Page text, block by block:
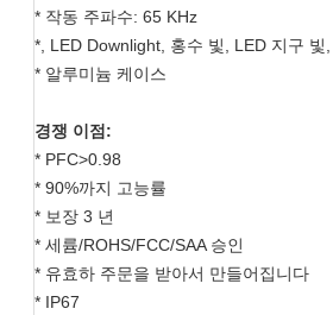
* 작동 주파수: 65 KHz
*, LED Downlight, 홍수 빛, LED 지구
* 알루미늄 케이스
경쟁 이점:
* PFC>0.98
* 90%까지 고능률
* 보장 3 년
* 세륨/ROHS/FCC/SAA 승인
* 유효하 주문을 받아서 만들어집니다
* IP67